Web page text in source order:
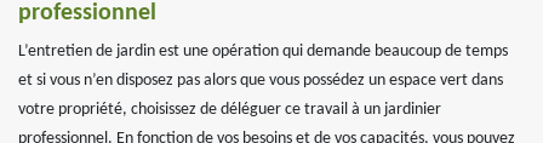
professionnel
L’entretien de jardin est une opération qui demande beaucoup de temps
et si vous n’en disposez pas alors que vous possédez un espace vert dans
votre propriété, choisissez de déléguer ce travail à un jardinier
professionnel. En fonction de vos besoins et de vos capacités, vous pouvez